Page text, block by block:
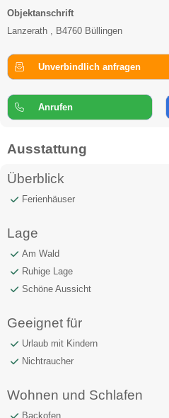
Objektanschrift
Lanzerath , B4760 Büllingen
Unverbindlich anfragen
Anrufen
Ausstattung
Überblick
Ferienhäuser
Lage
Am Wald
Ruhige Lage
Schöne Aussicht
Geeignet für
Urlaub mit Kindern
Nichtraucher
Wohnen und Schlafen
Backofen